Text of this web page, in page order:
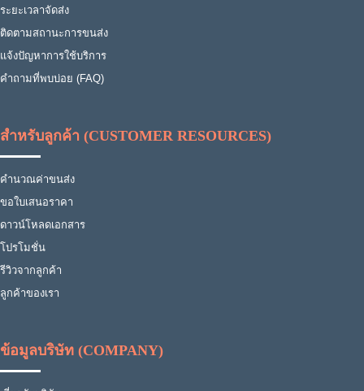
ระยะเวลาจัดส่ง
ติดตามสถานะการขนส่ง
แจ้งปัญหาการใช้บริการ
คำถามที่พบบ่อย (FAQ)
สำหรับลูกค้า (CUSTOMER RESOURCES)
คำนวณค่าขนส่ง
ขอใบเสนอราคา
ดาวน์โหลดเอกสาร
โปรโมชั่น
รีวิวจากลูกค้า
ลูกค้าของเรา
ข้อมูลบริษัท (COMPANY)